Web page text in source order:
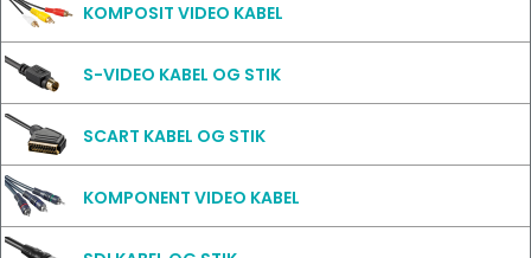
KOMPOSIT VIDEO KABEL
S-VIDEO KABEL OG STIK
SCART KABEL OG STIK
KOMPONENT VIDEO KABEL